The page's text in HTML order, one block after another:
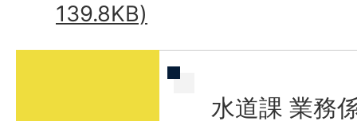
139.8KB)
水道課 業務